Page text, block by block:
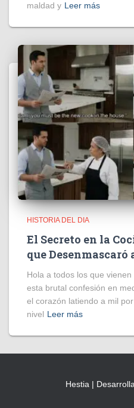
maldad y Leer más
HISTORIA DEL DIA
El Secreto en la
que
Hola a todos los que
esta brutal confesión en
el corazón latiendo a mil
nivel Leer más
Hestia |